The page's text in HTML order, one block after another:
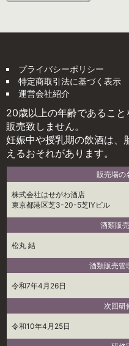
プライバシーポリシー
特定商取引法に基づく表示
運営会社紹介
20歳以上の年齢であるこ
販売致しません。
妊娠中や授乳期の飲酒は、
えるおそれがあります。
販売場の
株式会社はせがわ酒店
東京都港区芝3-20-5芝IYビル
酒類販
松丸 結
酒類販売管
令和7年4月26日
次回研
令和10年4月25日